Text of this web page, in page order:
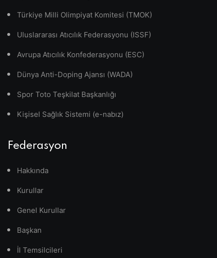
Türkiye Milli Olimpiyat Komitesi (TMOK)
Uluslararası Atıcılık Federasyonu (ISSF)
Avrupa Atıcılık Konfederasyonu (ESC)
Dünya Anti-Doping Ajansı (WADA)
Spor Toto Teşkilat Başkanlığı
Kişisel Sağlık Sistemi (e-nabız)
Federasyon
Hakkında
Kurullar
Genel Kurullar
Başkan
İl Temsilcileri